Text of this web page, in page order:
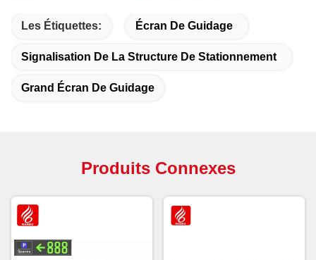
Les Étiquettes: Écran De Guidage
Signalisation De La Structure De Stationnement
Grand Écran De Guidage
Produits Connexes